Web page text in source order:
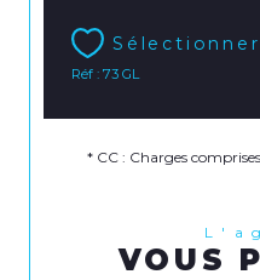
Sélectionner
Réf : 73 GL
* CC : Charges comprises
VOUS